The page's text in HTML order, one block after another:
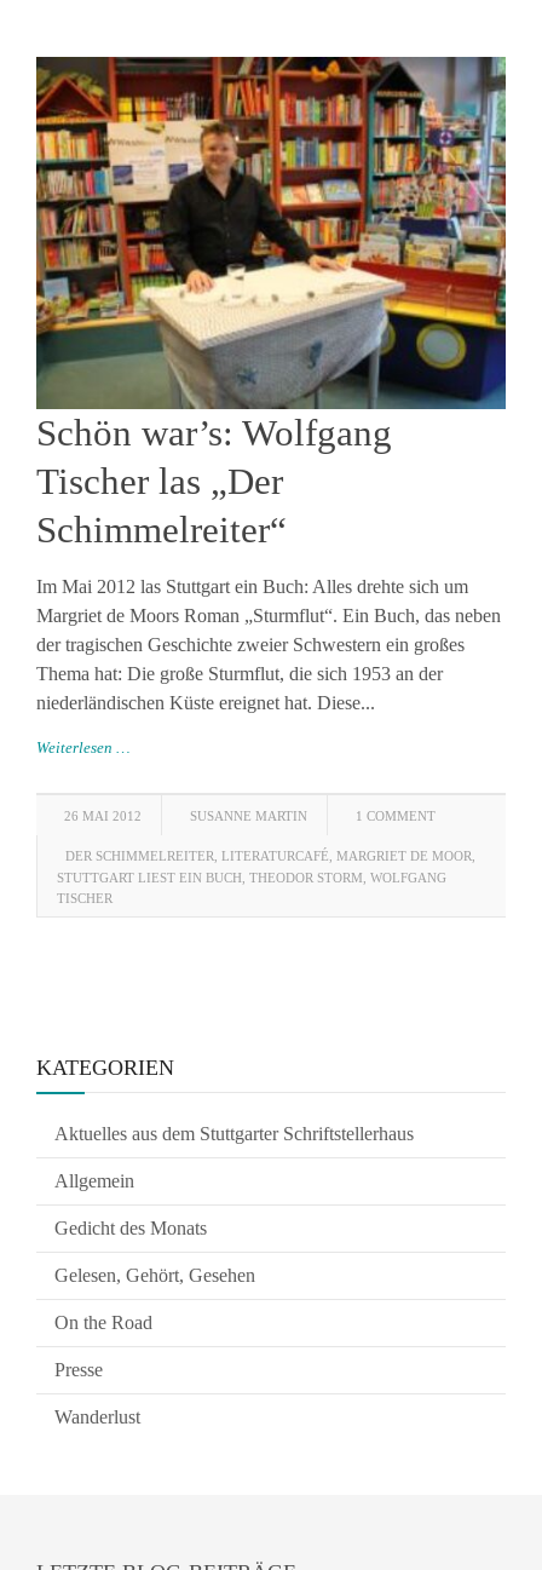
Schön war’s: Wolfgang
Tischer las „Der
Schimmelreiter“
Im Mai 2012 las Stuttgart ein Buch: Alles drehte sich um
Margriet de Moors Roman „Sturmflut“. Ein Buch, das neben
der tragischen Geschichte zweier Schwestern ein großes
Thema hat: Die große Sturmflut, die sich 1953 an der
niederländischen Küste ereignet hat. Diese...
Weiterlesen …
26 MAI 2012 SUSANNE MARTIN 1 COMMENT
DER SCHIMMELREITER LITERATURCAFÉ MARGRIET DE MOOR
STUTTGART LIEST EIN BUCH THEODOR STORM WOLFGANG
TISCHER
KATEGORIEN
Aktuelles aus dem Stuttgarter Schriftstellerhaus
Allgemein
Gedicht des Monats
Gelesen, Gehört, Gesehen
On the Road
Presse
Wanderlust